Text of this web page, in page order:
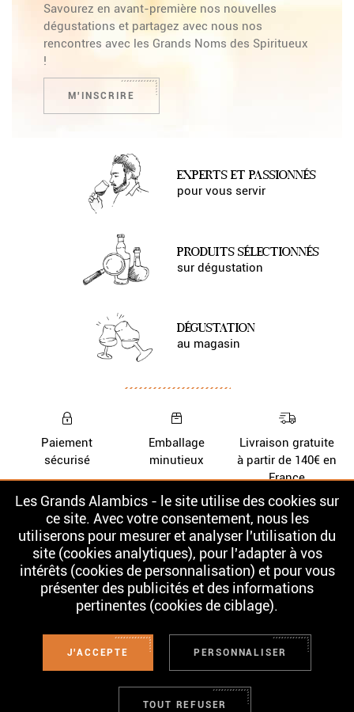
Savourez en avant-première nos nouvelles
dégustations et partagez avec nous nos
rencontres avec les Grands Noms des Spiritueux
!
M'INSCRIRE
EXPERTS ET PASSIONNÉS
pour vous servir
PRODUITS SÉLECTIONNÉS
sur dégustation
DÉGUSTATION
au magasin
Paiement
sécurisé
Emballage
minutieux
Livraison gratuite
à partir de 140€ en
France
Nos Whiskys
Nos Rhums
La cave
Contact
Les Grands Alambics - le site utilise des cookies sur
ce site. Avec votre consentement, nous les
utiliserons pour mesurer et analyser l'utilisation du
site (cookies analytiques), pour l'adapter à vos
intérêts (cookies de personnalisation) et pour vous
présenter des publicités et des informations
pertinentes (cookies de ciblage).
J'ACCEPTE PERSONNALISER
TOUT REFUSER
L'ABUS D'ALCOOL EST DANGEREUX POUR LA SANTÉ. À CONSOMMER
Conditions Générales de Vente
Mentions légales
Confidentialité
© 2026 Les Grands Alambics